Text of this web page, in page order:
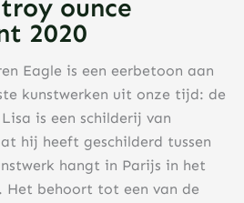
ounce
2020
Eagle is een eerbetoon aan
kunstwerken uit onze tijd: de
is een schilderij van
hij heeft geschilderd tussen
hangt in Parijs in het
Het behoort tot een van de